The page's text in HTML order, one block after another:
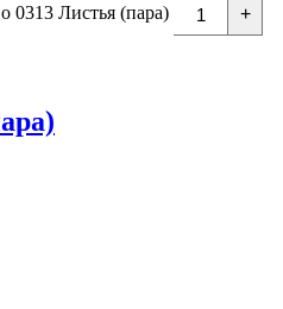
0313 Листья (пара)
+